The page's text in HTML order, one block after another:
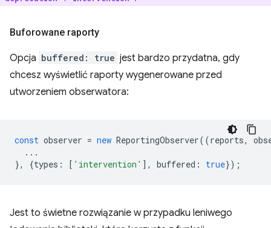
Buforowane raporty
Opcja buffered: true jest bardzo przydatna, gdy
chcesz wyświetlić raporty wygenerowane przed
utworzeniem obserwatora:
const observer = new ReportingObserver((reports,
...
},
{types : [ 'intervention' ], buffered : true});
Jest to świetne rozwiązanie w przypadku leniwego